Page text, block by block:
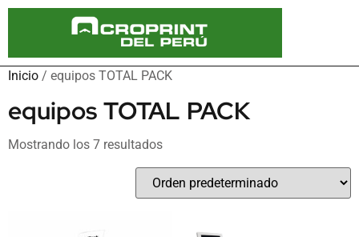
Inicio / equipos TOTAL PACK
equipos TOTAL PACK
Mostrando los 7 resultados